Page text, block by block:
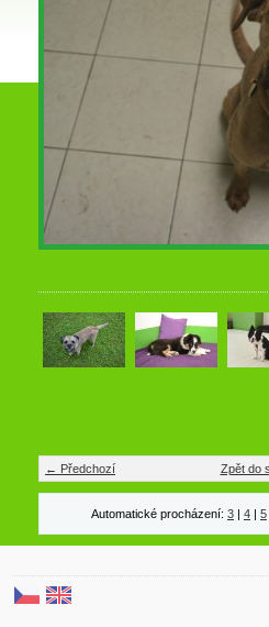
← Předchozí Zpět do
Automatické procházení: 3 | 4 | 5